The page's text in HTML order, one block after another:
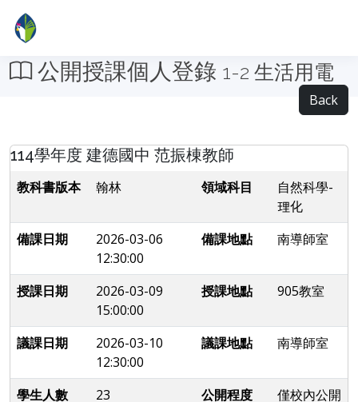
公開授課個人登錄 1-2 生活用電
Back
114學年度 建德國中 范振棟教師
教科書版本 翰林 領域科目
自然科學-
理化
備課日期
2026-03-06
12:30:00
備課地點 南導師室
授課日期
2026-03-09
15:00:00
授課地點 905教室
議課日期
2026-03-10
12:30:00
議課地點 南導師室
學生人數 23 公開程度
僅校內公開